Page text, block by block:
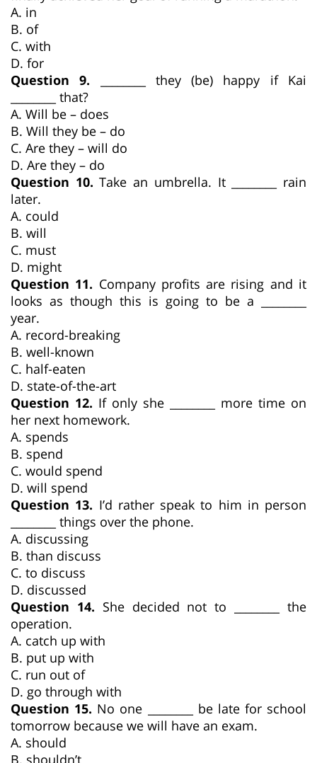
A. in
B. of
C. with
D. for
Question 9. ________ they (be) happy if Kai
________ that?
A. Will be – does
B. Will they be – do
C. Are they – will do
D. Are they – do
Question 10. Take an umbrella. It ________ rain
later.
A. could
B. will
C. must
D. might
Question 11. Company profits are rising and it
looks as though this is going to be a ________
year.
A. record-breaking
B. well-known
C. half-eaten
D. state-of-the-art
Question 12. If only she ________ more time on
her next homework.
A. spends
B. spend
C. would spend
D. will spend
Question 13. I’d rather speak to him in person
________ things over the phone.
A. discussing
B. than discuss
C. to discuss
D. discussed
Question 14. She decided not to ________ the
operation.
A. catch up with
B. put up with
C. run out of
D. go through with
Question 15. No one ________ be late for school
tomorrow because we will have an exam.
A. should
B. shouldn’t